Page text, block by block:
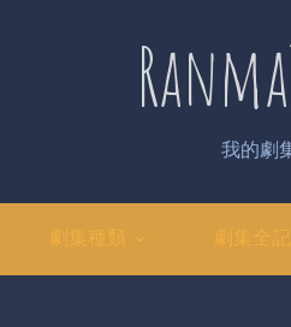
我的劇
劇集種類 劇集全